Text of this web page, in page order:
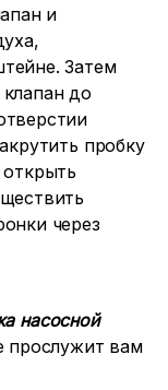
и
Затем
до
пробку
через
насосной
прослужит вам